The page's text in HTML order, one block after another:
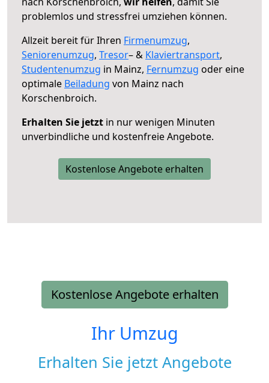
problemlos und stressfrei umziehen können.
Allzeit bereit für Ihren Firmenumzug,
Seniorenumzug, Tresor– & Klaviertransport,
Studentenumzug in Mainz, Fernumzug oder eine
optimale Beiladung von Mainz nach
Korschenbroich.
Erhalten Sie jetzt in nur wenigen Minuten
unverbindliche und kostenfreie Angebote.
Kostenlose Angebote erhalten
Kostenlose Angebote erhalten
Ihr Umzug
Erhalten Sie jetzt Angebote